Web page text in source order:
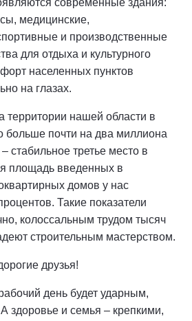
современные здания:
медицинские,
и производственные
для отдыха и культурного
населенных пунктов
на глазах.
территории нашей области в
больше почти на два миллиона
стабильное третье место в
площадь введенных в
домов у нас
Такие показатели
колоссальным трудом тысяч
строительным мастерством.
друзья!
день будет ударным,
здоровье и семья – крепкими,